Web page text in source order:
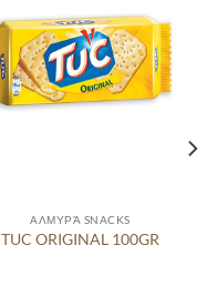
στα
αγαπημένα
ΑΛΜΥΡΆ SNACKS
TUC ORIGINAL 100GR